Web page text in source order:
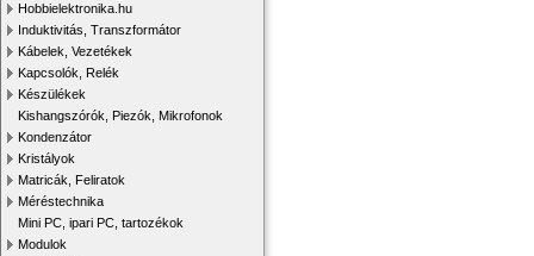
Hobbielektronika.hu
Induktivitás, Transzformátor
Kábelek, Vezetékek
Kapcsolók, Relék
Készülékek
Kishangszórók, Piezók, Mikrofonok
Kondenzátor
Kristályok
Matricák, Feliratok
Méréstechnika
Mini PC, ipari PC, tartozékok
Modulok